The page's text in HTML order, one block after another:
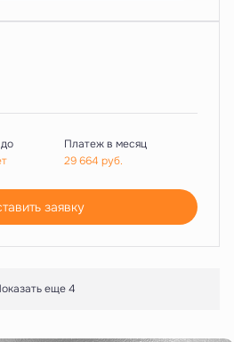
Платеж в месяц
29 664 руб.
заявку
еще 4